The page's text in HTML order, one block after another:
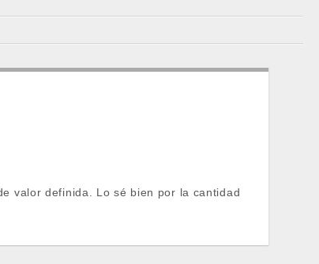
valor definida. Lo sé bien por la cantidad